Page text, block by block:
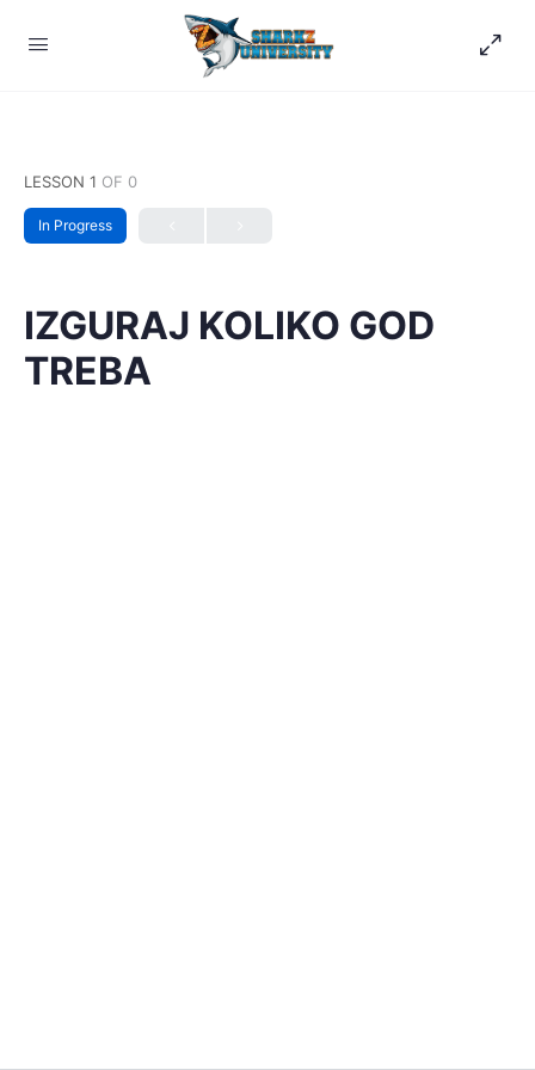
LESSON 1 OF 0
In Progress
IZGURAJ KOLIKO GOD
TREBA